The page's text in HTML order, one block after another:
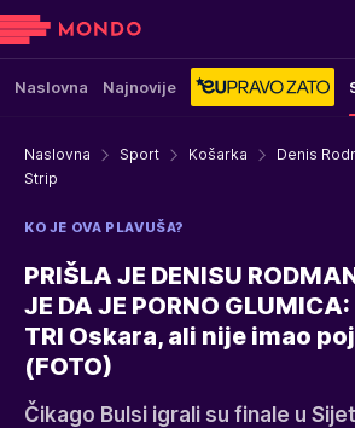
Naslovna Najnovije
Naslovna Sport Košarka
Denis
Strip
KO JE OVA PLAVUŠA?
PRIŠLA JE DENISU
JE DA JE PORNO
TRI Oskara, ali nije imao
(FOTO)
Čikago Bulsi igrali su finale u